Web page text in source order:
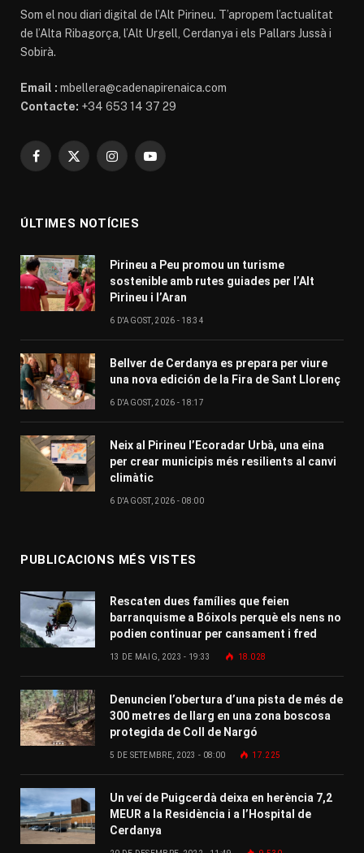
Som el nou diari digital de l’Alt Pirineu. T’apropem l’actualitat
de l’Alta Ribagorça, l’Alt Urgell, Cerdanya i els Pallars Jussà i
Sobirà.
Email : mbellera@cadenapirenaica.com
Contacte: +34 653 14 37 29
Facebook
X
InstagramYouTube
ÚLTIMES NOTÍCIES
Pirineu a Peu promou un turisme
sostenible amb rutes guiades per l’Alt
Pirineu i l’Aran
6 D'AGOST, 2026 - 18:34
Bellver de Cerdanya es prepara per viure
una nova edición de la Fira de Sant Llorenç
6 D'AGOST, 2026 - 18:17
Neix al Pirineu l’Ecoradar Urbà, una eina
per crear municipis més resilients al canvi
climàtic
6 D'AGOST, 2026 - 08:00
PUBLICACIONS MÉS VISTES
Rescaten dues famílies que feien
barranquisme a Bóixols perquè els nens no
podien continuar per cansament i fred
13 DE MAIG, 2023 - 19:33 18.028
Denuncien l’obertura d’una pista de més de
300 metres de llarg en una zona boscosa
protegida de Coll de Nargó
5 DE SETEMBRE, 2023 - 08:00 17.225
Un veí de Puigcerdà deixa en herència 7,2
MEUR a la Residència i a l’Hospital de
Cerdanya